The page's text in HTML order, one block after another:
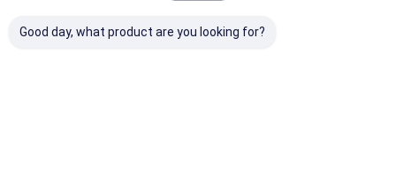
Good day, what product are you looking for?